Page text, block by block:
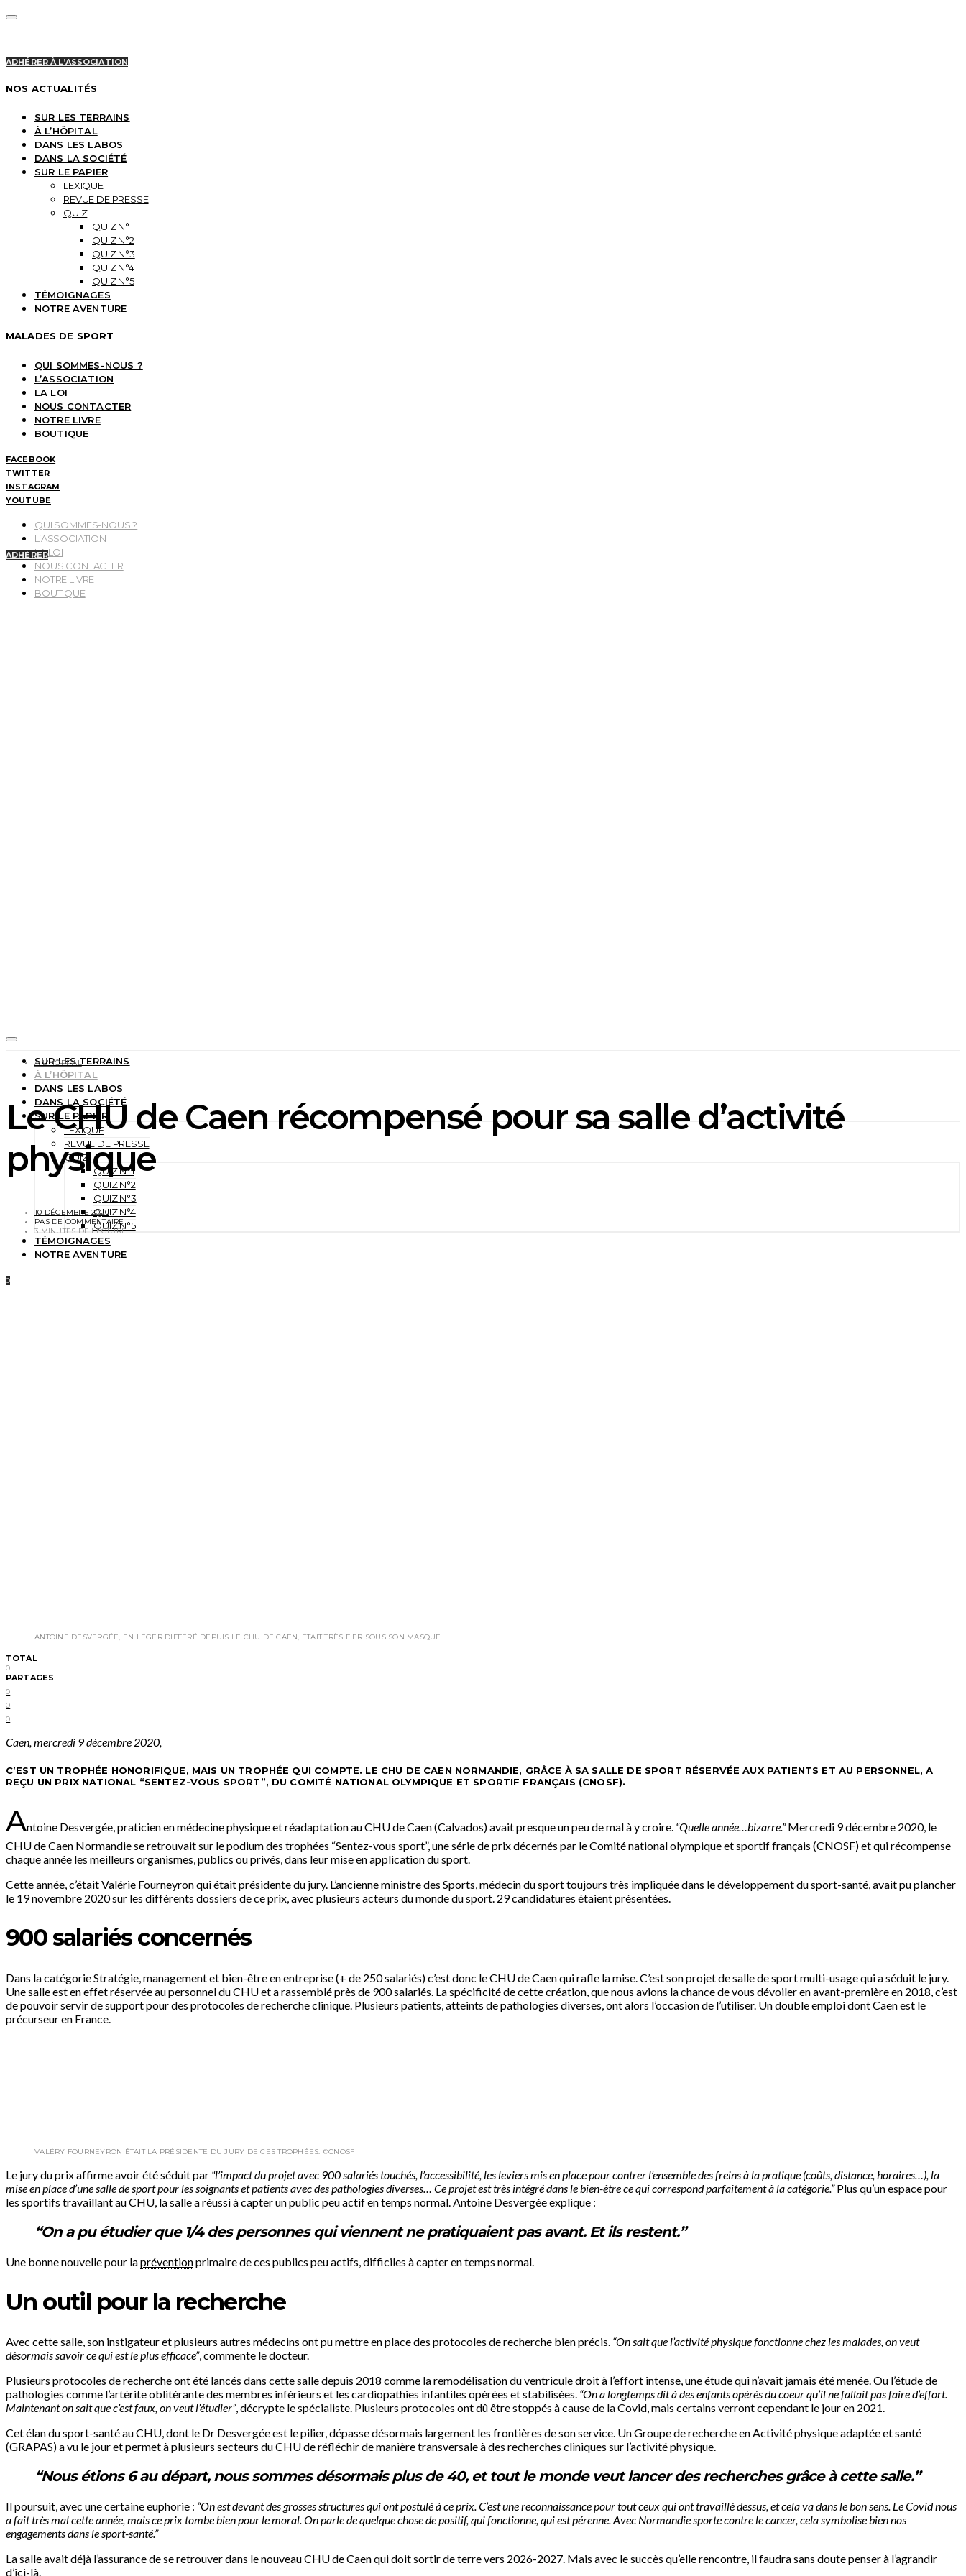
ADHÉRER À L’ASSOCIATION
NOS ACTUALITÉS
SUR LES TERRAINS
À L’HÔPITAL
DANS LES LABOS
DANS LA SOCIÉTÉ
SUR LE PAPIER
LEXIQUE
REVUE DE PRESSE
QUIZ
QUIZ N°1
QUIZ N°2
QUIZ N°3
QUIZ N°4
QUIZ N°5
TÉMOIGNAGES
NOTRE AVENTURE
MALADES DE SPORT
QUI SOMMES-NOUS ?
L’ASSOCIATION
LA LOI
NOUS CONTACTER
NOTRE LIVRE
BOUTIQUE
FACEBOOK
TWITTER
INSTAGRAM
YOUTUBE
QUI SOMMES-NOUS ?
L’ASSOCIATION
LA LOI
NOUS CONTACTER
NOTRE LIVRE
BOUTIQUE
ADHÉRER
SUR LES TERRAINS
À L’HÔPITAL
DANS LES LABOS
DANS LA SOCIÉTÉ
SUR LE PAPIER
LEXIQUE
REVUE DE PRESSE
QUIZ
QUIZ N°1
QUIZ N°2
QUIZ N°3
QUIZ N°4
QUIZ N°5
TÉMOIGNAGES
NOTRE AVENTURE
0
À L'HÔPITAL
Le CHU de Caen récompensé pour sa salle d’activité
physique
10 DÉCEMBRE 2020
PAS DE COMMENTAIRE
3 MINUTES DE LECTURE
ANTOINE DESVERGÉE, EN LÉGER DIFFÉRÉ DEPUIS LE CHU DE CAEN, ÉTAIT TRÈS FIER SOUS SON MASQUE.
TOTAL
0
PARTAGES
0
0
0
Caen, mercredi 9 décembre 2020,
C’EST UN TROPHÉE HONORIFIQUE, MAIS UN TROPHÉE QUI COMPTE. LE CHU DE CAEN NORMANDIE, GRÂCE À SA SALLE DE SPORT RÉSERVÉE AUX PATIENTS ET AU PERSONNEL, A
REÇU UN PRIX NATIONAL “SENTEZ-VOUS SPORT”, DU COMITÉ NATIONAL OLYMPIQUE ET SPORTIF FRANÇAIS (CNOSF).
Antoine Desvergée, praticien en médecine physique et réadaptation au CHU de Caen (Calvados) avait presque un peu de mal à y croire. “Quelle année…bizarre.”Mercredi 9 décembre 2020, le
CHU de Caen Normandie se retrouvait sur le podium des trophées “Sentez-vous sport”, une série de prix décernés par le Comité national olympique et sportif français (CNOSF) et qui récompense
chaque année les meilleurs organismes, publics ou privés, dans leur mise en application du sport.
Cette année, c’était Valérie Fourneyron qui était présidente du jury. L’ancienne ministre des Sports, médecin du sport toujours très impliquée dans le développement du sport-santé, avait pu plancher
le 19 novembre 2020 sur les différents dossiers de ce prix, avec plusieurs acteurs du monde du sport. 29 candidatures étaient présentées.
900 salariés concernés
Dans la catégorie Stratégie, management et bien-être en entreprise (+ de 250 salariés) c’est donc le CHU de Caen qui rafle la mise. C’est son projet de salle de sport multi-usage qui a séduit le jury.
Une salle est en effet réservée au personnel du CHU et a rassemblé près de 900 salariés. La spécificité de cette création,que nous avions la chance de vous dévoiler en avant-première en 2018, c’est
de pouvoir servir de support pour des protocoles de recherche clinique. Plusieurs patients, atteints de pathologies diverses, ont alors l’occasion de l’utiliser. Un double emploi dont Caen est le
précurseur en France.
VALÉRY FOURNEYRON ÉTAIT LA PRÉSIDENTE DU JURY DE CES TROPHÉES. ©CNOSF
Le jury du prix affirme avoir été séduit par “l’impact du projet avec 900 salariés touchés, l’accessibilité, les leviers mis en place pour contrer l’ensemble des freins à la pratique (coûts, distance, horaires…), la
mise en place d’une salle de sport pour les soignants et patients avec des pathologies diverses… Ce projet est très intégré dans le bien-être ce qui correspond parfaitement à la catégorie.”Plus qu’un espace pour
les sportifs travaillant au CHU, la salle a réussi à capter un public peu actif en temps normal. Antoine Desvergée explique :
“On a pu étudier que 1/4 des personnes qui viennent ne pratiquaient pas avant. Et ils restent.”
Une bonne nouvelle pour lapréventionprimaire de ces publics peu actifs, difficiles à capter en temps normal.
Un outil pour la recherche
Avec cette salle, son instigateur et plusieurs autres médecins ont pu mettre en place des protocoles de recherche bien précis. “On sait que l’activité physique fonctionne chez les malades, on veut
désormais savoir ce qui est le plus efficace”, commente le docteur.
Plusieurs protocoles de recherche ont été lancés dans cette salle depuis 2018 comme la remodélisation du ventricule droit à l’effort intense, une étude qui n’avait jamais été menée. Ou l’étude de
pathologies comme l’artérite oblitérante des membres inférieurs et les cardiopathies infantiles opérées et stabilisées. “On a longtemps dit à des enfants opérés du coeur qu’il ne fallait pas faire d’effort.
Maintenant on sait que c’est faux, on veut l’étudier”, décrypte le spécialiste. Plusieurs protocoles ont dû être stoppés à cause de la Covid, mais certains verront cependant le jour en 2021.
Cet élan du sport-santé au CHU, dont le Dr Desvergée est le pilier, dépasse désormais largement les frontières de son service. Un Groupe de recherche en Activité physique adaptée et santé
(GRAPAS) a vu le jour et permet à plusieurs secteurs du CHU de réfléchir de manière transversale à des recherches cliniques sur l’activité physique.
“Nous étions 6 au départ, nous sommes désormais plus de 40, et tout le monde veut lancer des recherches grâce à cette salle.”
Il poursuit, avec une certaine euphorie : “On est devant des grosses structures qui ont postulé à ce prix. C’est une reconnaissance pour tout ceux qui ont travaillé dessus, et cela va dans le bon sens. Le Covid nous
a fait très mal cette année, mais ce prix tombe bien pour le moral. On parle de quelque chose de positif, qui fonctionne, qui est pérenne. Avec Normandie sporte contre le cancer, cela symbolise bien nos
engagements dans le sport-santé.”
La salle avait déjà l’assurance de se retrouver dans le nouveau CHU de Caen qui doit sortir de terre vers 2026-2027. Mais avec le succès qu’elle rencontre, il faudra sans doute penser à l’agrandir
d’ici-là.